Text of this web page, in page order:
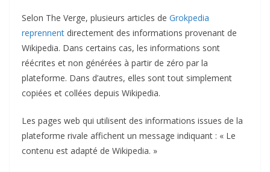
Selon The Verge, plusieurs articles de Grokpedia
reprennent directement des informations provenant de
Wikipedia. Dans certains cas, les informations sont
réécrites et non générées à partir de zéro par la
plateforme. Dans d’autres, elles sont tout simplement
copiées et collées depuis Wikipedia.
Les pages web qui utilisent des informations issues de la
plateforme rivale affichent un message indiquant : « Le
contenu est adapté de Wikipedia. »